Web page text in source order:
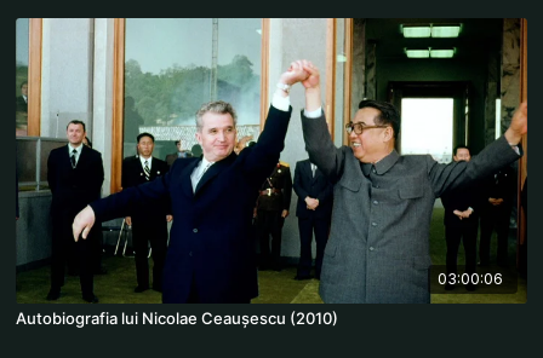
03:00:06
Autobiografia lui Nicolae Ceaușescu (2010)